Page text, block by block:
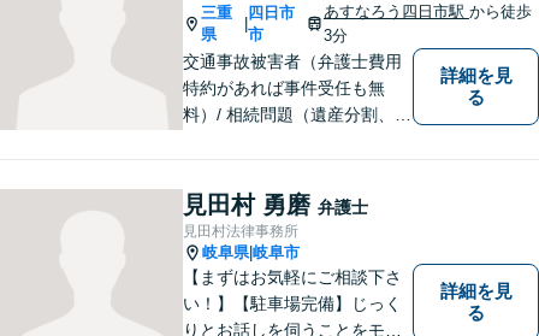
能。【明確な料金体系】どう
ぞご連絡ください。
三重
県
四日市
市
あすなろう四日市駅 から徒歩
3分
交通事故被害者（弁護士費用
特約があれば事件受任も無
料）/ 相続問題（遺産分割、遺
さい。
詳細を見
る
見田村 勇磨 弁護士
見田村法律事務所
岐阜県|岐阜市
【まずはお気軽にご相談下さ
い！】【駐車場完備】じっく
りとお話しを伺うことをモッ
詳細を見
る